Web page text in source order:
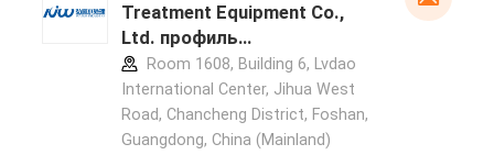
Treatment Equipment Co.,
Ltd. профиль
производителя
Room 1608, Building 6, Lvdao
International Center, Jihua West
Road, Chancheng District, Foshan,
Guangdong, China (Mainland)